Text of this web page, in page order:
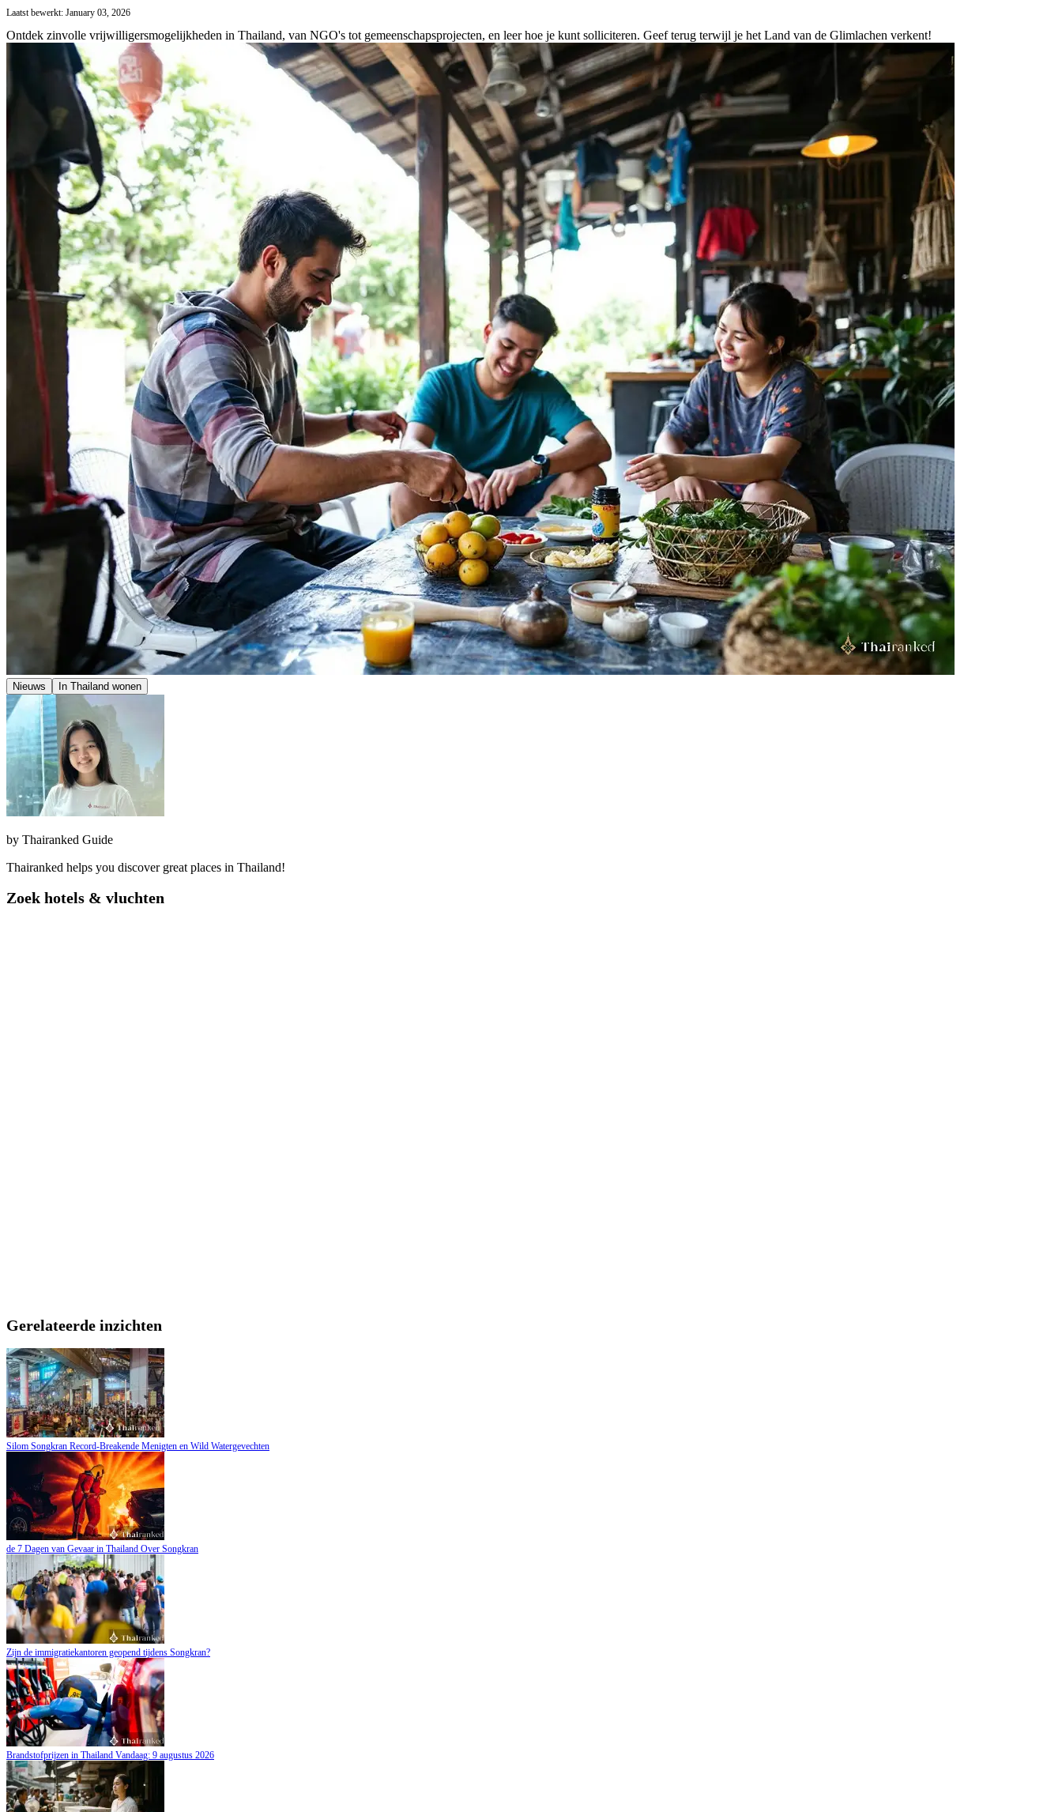
Laatst bewerkt: January 03, 2026
Ontdek zinvolle vrijwilligersmogelijkheden in Thailand, van NGO's tot gemeenschapsprojecten, en leer hoe je kunt solliciteren. Geef terug terwijl je het Land van de Glimlachen verkent!
Nieuws In Thailand wonen
by Thairanked Guide
Thairanked helps you discover great places in Thailand!
Zoek hotels & vluchten
Gerelateerde inzichten
Silom Songkran Record-Breakende Menigten en Wild Watergevechten
de 7 Dagen van Gevaar in Thailand Over Songkran
Zijn de immigratiekantoren geopend tijdens Songkran?
Brandstofprijzen in Thailand Vandaag: 9 augustus 2026